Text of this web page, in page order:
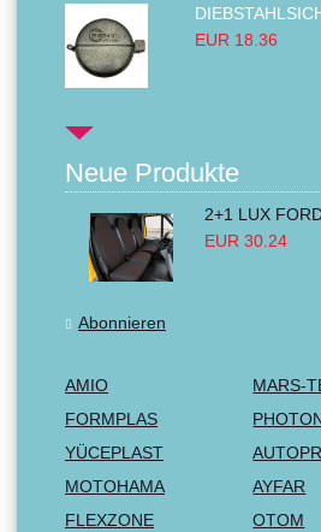
EUR 18.36
Neue Produkte
EUR 30.24
Abonnieren
AMIO
MARS-
FORMPLAS
YÜCEPLAST
MOTOHAMA
AYFAR
FLEXZONE
OTOM